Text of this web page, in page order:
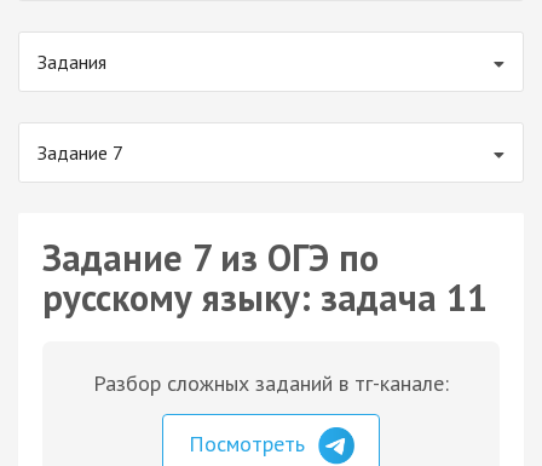
Задания
Задание 7
Задание 7 из ОГЭ по
русскому языку: задача 11
Разбор сложных заданий в тг-канале:
Посмотреть